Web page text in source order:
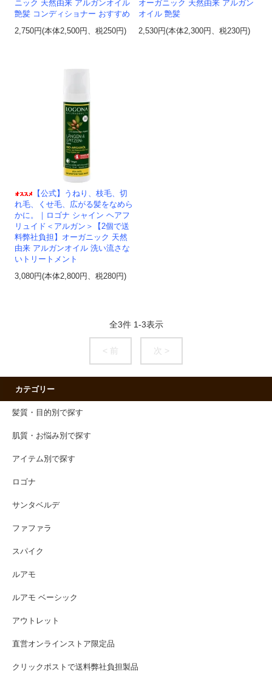
ニック 天然由来 アルガンオイル
艶髪 コンディショナー おすすめ
2,750円(本体2,500円、税250円)
オーガニック 天然由来 アルガン
オイル 艶髪
2,530円(本体2,300円、税230円)
【公式】うねり、枝毛、切
れ毛、くせ毛、広がる髪をなめら
かに。｜ロゴナ シャイン ヘアフ
リュイド＜アルガン＞【2個で送
料弊社負担】オーガニック 天然
由来 アルガンオイル 洗い流さな
いトリートメント
3,080円(本体2,800円、税280円)
全3件 1-3表示
< 前 次 >
カテゴリー
髪質・目的別で探す
肌質・お悩み別で探す
アイテム別で探す
ロゴナ
サンタベルデ
ファファラ
スパイク
ルアモ
ルアモ ベーシック
アウトレット
直営オンラインストア限定品
クリックポストで送料弊社負担製品